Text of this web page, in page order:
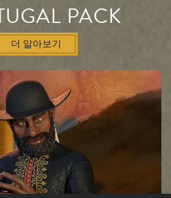
PACK
더 알아보기